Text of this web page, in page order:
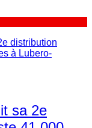
sa 2e